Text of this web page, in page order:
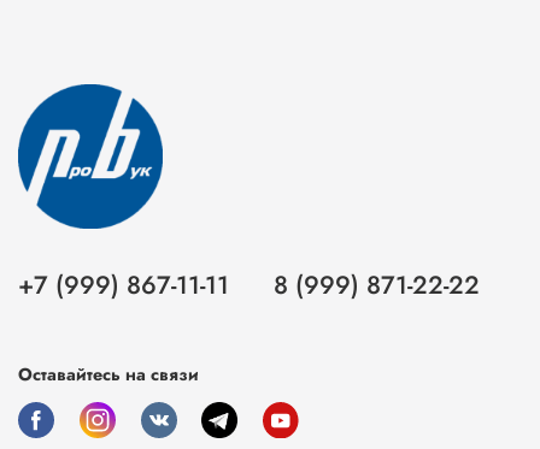
+7 (999) 867-11-11 8 (999) 871-22-22
Оставайтесь на связи